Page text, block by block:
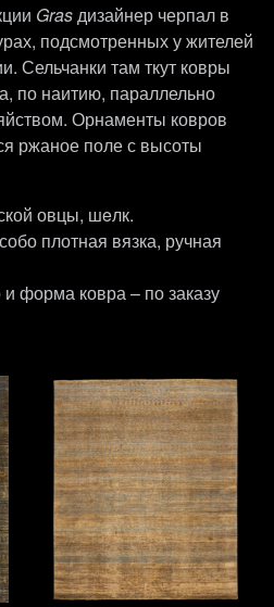
Gras дизайнер черпал в
подсмотренных у жителей
Сельчанки там ткут ковры
по наитию, параллельно
Орнаменты ковров
ржаное поле с высоты
овцы, шeлк.
плотная вязка, ручная
форма ковра – по заказу